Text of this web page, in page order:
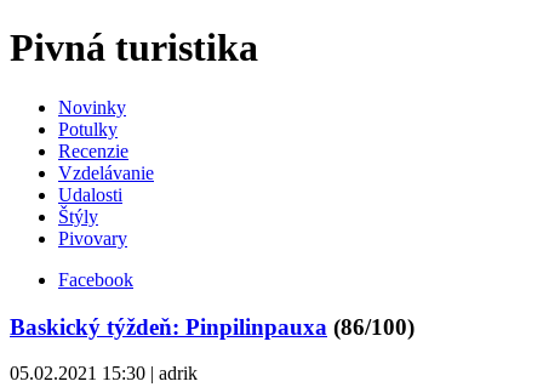
Pivná turistika
Novinky
Potulky
Recenzie
Vzdelávanie
Udalosti
Štýly
Pivovary
Facebook
Baskický týždeň: Pinpilinpauxa (86/100)
05.02.2021 15:30 | adrik